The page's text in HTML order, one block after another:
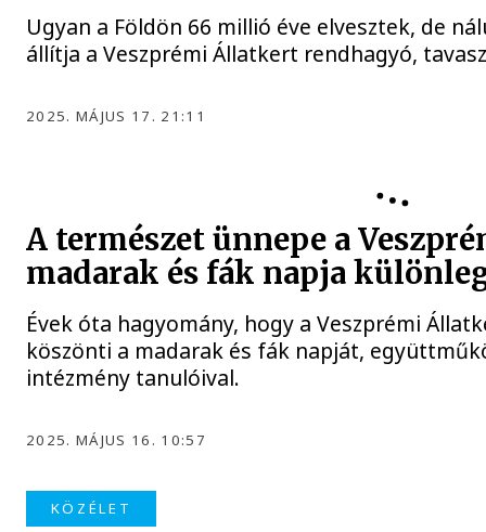
Ugyan a Földön 66 millió éve elvesztek, de
állítja a Veszprémi Állatkert rendhagyó,
2025. MÁJUS 17. 21:11
A természet ünnepe a
madarak és fák napja
Évek óta hagyomány, hogy a Veszprémi
köszönti a madarak és fák napját,
intézmény tanulóival.
2025. MÁJUS 16. 10:57
KÖZÉLET